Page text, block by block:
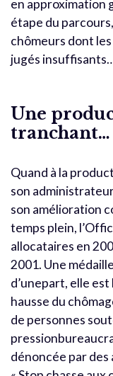
en approximation
étape du
chômeurs dont
jugés
Une
tranchant…
Quand à la
son
son amélioration
temps plein,
allocataires en
2001. Une
d’unepart, elle
hausse du
de personnes
dénoncée par